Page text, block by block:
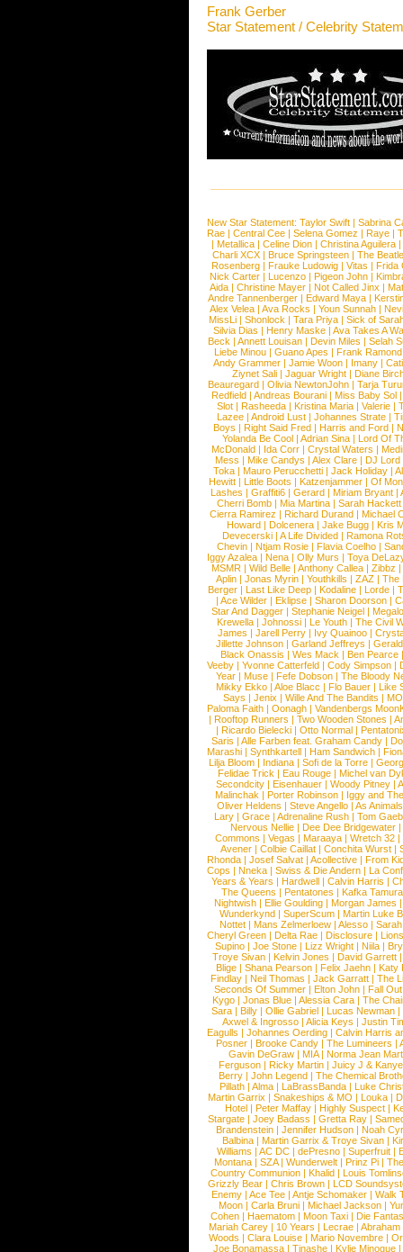
Frank Gerber
Star Statement / Celebrity
New Star Statement: Taylor Swift | Sabrina
Rae |Central Cee |Selena Gomez |Raye |
| Metallica | Celine Dion | Christina Aguilera |
Charli XCX |Bruce Springsteen |The
Rosenberg | Frauke Ludowig | Vitas | Frida
Nick Carter | Lucenzo | Pigeon John |
Aida |Christine Mayer |Not Called Jinx |
Andre Tannenberger | Edward Maya |
Alex Velea | Ava Rocks | Youn Sunnah |
MissLi | Shonlock | Tara Priya | Sick of
Silvia Dias |Henry Maske |Ava Takes A
Beck |Annett Louisan |Devin Miles |Selah
Liebe Minou |Guano Apes |Frank Ramond
Andy Grammer |Jamie Woon | Imany |
Ziynet Sali |Jaguar Wright |Diane
Beauregard |Olivia NewtonJohn |Tarja
Redfield | Andreas Bourani | Miss Baby Sol
Slot | Rasheeda | Kristina Maria | Valerie |
Lazee | Android Lust | Johannes Strate |
Boys | Right Said Fred | Harris and Ford |
Yolanda Be Cool |Adrian Sina |Lord Of
McDonald | Ida Corr |Crystal Waters |
Mess | Mike Candys | Alex Clare | DJ Lord
Toka | Mauro Perucchetti | Jack Holiday |
Hewitt |Little Boots |Katzenjammer |Of
Lashes |Graffiti6 |Gerard |Miriam Bryant |
Cherri Bomb | Mia Martina | Sarah Hackett
Cierra Ramirez | Richard Durand | Michael
Howard |Dolcenera |Jake Bugg |Kris
Devecerski |A Life Divided |Ramona
Chevin |Ntjam Rosie |Flavia Coelho |
Iggy Azalea | Nena | Olly Murs | Toya
MSMR |Wild Belle |Anthony Callea |Zibbz
Aplin | Jonas Myrin | Youthkills | ZAZ | The
Berger |Last Like Deep |Kodaline |Lorde |
|Ace Wilder |Eklipse |Sharon Doorson |
Star And Dagger | Stephanie Neigel |
Krewella | Johnossi | Le Youth | The Civil
James | Jarell Perry | Ivy Quainoo |
Jillette Johnson | Garland Jeffreys |
Black Onassis | Wes Mack | Ben Pearce
Veeby | Yvonne Catterfeld | Cody Simpson |
Year |Muse |Fefe Dobson |The Bloody
Mikky Ekko | Aloe Blacc | Flo Bauer | Like
Says | Jenix | Wille And The Bandits | MO
Paloma Faith |Oonagh |Vandenbergs
|Rooftop Runners |Two Wooden Stones |
| Ricardo Bielecki | Otto Normal |
Saris | Alle Farben feat. Graham Candy |
Marashi | Synthkartell | Ham Sandwich |
Lilja Bloom | Indiana | Sofi de la Torre |
Felidae Trick | Eau Rouge | Michel van
Secondcity |Eisenhauer |Woody Pitney |
Malinchak |Porter Robinson | Iggy and
Oliver Heldens |Steve Angello |As Animals
Lary | Grace | Adrenaline Rush | Tom
Nervous Nellie | Dee Dee Bridgewater |
Commons |Vegas |Maraaya |Wretch 32 |
Avener | Colbie Caillat | Conchita Wurst |
Rhonda | Josef Salvat | Acollective | From
Cops | Nneka | Swiss & Die Andern | La
Years & Years |Hardwell |Calvin Harris |
The Queens | Pentatones | Kafka Tamura
Nightwish |Ellie Goulding |Morgan James
Wunderkynd | SuperScum | Martin Luke
Nottet |Mans Zelmerloew |Alesso |
Cheryl Green |Delta Rae |Disclosure |
Supino |Joe Stone |Lizz Wright |Niila |
Troye Sivan | Kelvin Jones | David Garrett
Blige | Shana Pearson | Felix Jaehn | Katy
Findlay |Neil Thomas |Jack Garratt |The
Seconds Of Summer |Elton John |Fall
Kygo |Jonas Blue |Alessia Cara |The
Sara |Billy |Ollie Gabriel |Lucas Newman |
Axwel & Ingrosso | Alicia Keys | Justin
Eagulls |Johannes Oerding |Calvin Harris
Posner |Brooke Candy |The Lumineers |
Gavin DeGraw | MIA| Norma Jean
Ferguson | Ricky Martin | Juicy J &
Berry | John Legend | The Chemical
Pillath |Alma |LaBrassBanda |Luke
Martin Garrix | Snakeships & MO | Louka |
Hotel | Peter Maffay | Highly Suspect |
Stargate |Joey Badass |Gretta Ray |
Brandenstein |Jennifer Hudson |Noah
Balbina | Martin Garrix & Troye Sivan |
Williams |AC DC |dePresno |Superfruit |
Montana |SZA|Wunderwelt |Prinz Pi |
Country Communion | Khalid | Louis
Grizzly Bear | Chris Brown | LCD
Enemy | Ace Tee | Antje Schomaker | Walk
Moon |Carla Bruni |Michael Jackson |
Cohen |Haematom |Moon Taxi |Die
Mariah Carey | 10 Years | Lecrae | Abraham
Woods |Clara Louise |Mario Novembre |
Joe Bonamassa | Tinashe | Kylie Minogue |